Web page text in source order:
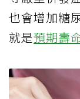
也會增加糖
就是預期壽